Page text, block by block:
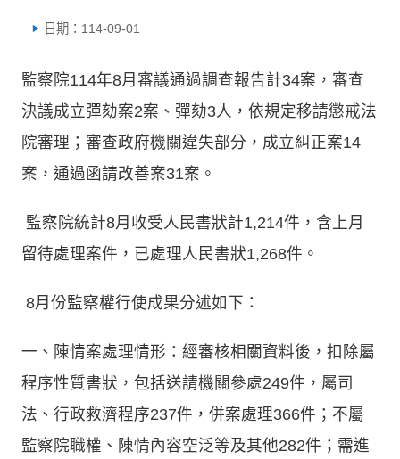
日期：114-09-01
監察院114年8月審議通過調查報告計34案，審查
決議成立彈劾案2案、彈劾3人，依規定移請懲戒法
院審理；審查政府機關違失部分，成立糾正案14
案，通過函請改善案31案。
監察院統計8月收受人民書狀計1,214件，含上月
留待處理案件，已處理人民書狀1,268件。
8月份監察權行使成果分述如下：
一、陳情案處理情形：經審核相關資料後，扣除屬
程序性質書狀，包括送請機關參處249件，屬司
法、行政救濟程序237件，併案處理366件；不屬
監察院職權、陳情內容空泛等及其他282件；需進